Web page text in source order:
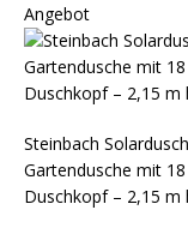
Angebot
Steinbach
Gartendusche mit
Duschkopf – 2,15 m